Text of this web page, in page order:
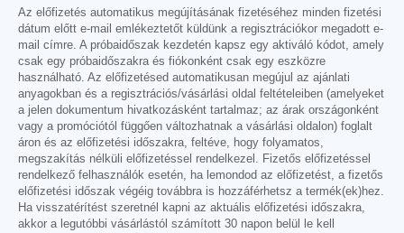
Az előfizetés automatikus megújításának fizetéséhez minden fizetési
dátum előtt e-mail emlékeztetőt küldünk a regisztrációkor megadott e-
mail címre. A próbaidőszak kezdetén kapsz egy aktiváló kódot, amely
csak egy próbaidőszakra és fiókonként csak egy eszközre
használható. Az előfizetésed automatikusan megújul az ajánlati
anyagokban és a regisztrációs/vásárlási oldal feltételeiben (amelyeket
a jelen dokumentum hivatkozásként tartalmaz; az árak országonként
vagy a promóciótól függően változhatnak a vásárlási oldalon) foglalt
áron és az előfizetési időszakra, feltéve, hogy folyamatos,
megszakítás nélküli előfizetéssel rendelkezel. Fizetős előfizetéssel
rendelkező felhasználók esetén, ha lemondod az előfizetést, a fizetős
előfizetési időszak végéig továbbra is hozzáférhetsz a termék(ek)hez.
Ha visszatérítést szeretnél kapni az aktuális előfizetési időszakra,
akkor a legutóbbi vásárlástól számított 30 napon belül le kell